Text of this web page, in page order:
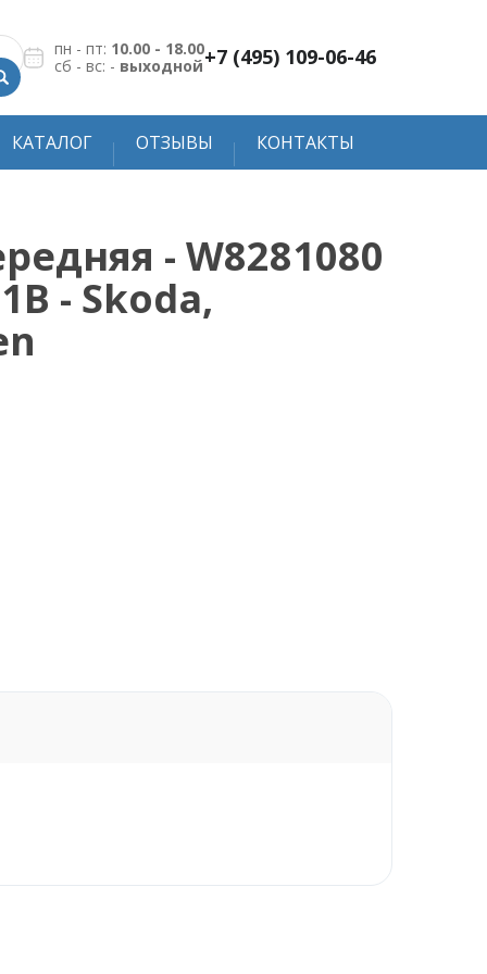
пн - пт: 10.00 - 18.00
сб - вс: - выходной+7 (495) 109-06-46
КАТАЛОГ ОТЗЫВЫ КОНТАКТЫ
- W8281080
- Skoda,